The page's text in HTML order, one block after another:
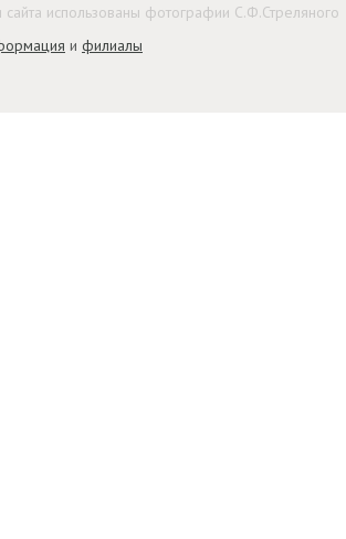
и филиалы
использованы фотографии С.Ф.Стреляного